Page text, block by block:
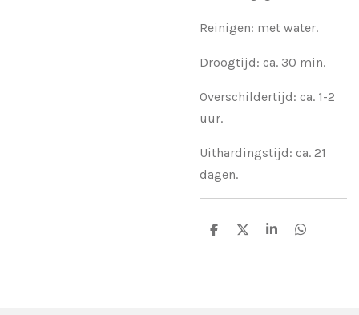
Reinigen: met water.
Droogtijd: ca. 30 min.
Overschildertijd: ca. 1-2
uur.
Uithardingstijd: ca. 21
dagen.
D
D
S
D